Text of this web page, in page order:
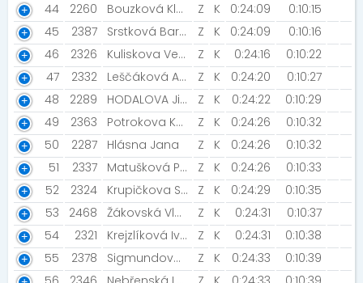
44
2260 Bouzková Klára [BKB] Z K 0:24:09
0:10:15
45
2387 Srstková Barbora Z K 0:24:09
0:10:16
46
2326 Kuliskova Veronika [innogy] Z K 0:24:16
0:10:22
47
2332 Leščáková Alena Z K 0:24:20
0:10:27
48
2289 HODALOVA Jitka [BKB] Z K 0:24:22
0:10:29
49
2363 Potrokova Katarína Z K 0:24:26
0:10:32
50
2287 Hlásna Jana Z K 0:24:26
0:10:32
51
2337 Matušková Petra Z K 0:24:26
0:10:33
52
2324 Krupičkova Simona Z K 0:24:29
0:10:35
53
2468 Žákovská Vlasta Z K 0:24:31
0:10:37
54
2321 Krejzlíková Iva [SRTG Run Kyjov] Z K 0:24:31
0:10:38
55
2378 Sigmundová Dagmar [Rozběháme Břeclav] Z K 0:24:33
0:10:39